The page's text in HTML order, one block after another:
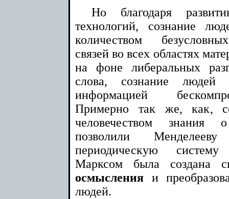
Но благодаря
технологий, сознание
количеством
связей во всех областях
на фоне либеральных
слова, сознание людей
информацией
Примерно так же, как,
человечеством знания
позволили
периодическую
Марксом была создана
осмысления и
людей.